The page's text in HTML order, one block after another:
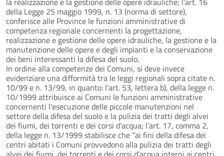
della Legge 25 maggio 1999, n. 13 (norma di settore),
conferisce alle Province le funzioni amministrative di
competenza regionale concernenti la progettazione,
realizzazione e gestione delle opere idrauliche, la gestione e la
manutenzione delle opere e degli impianti e la conservazione
dei beni interessanti la difesa del suolo.
In ordine alla competenze dei Comuni, si deve invece
evidenziare una difformità tra le leggi regionali sopra citate n.
10/99 e n. 13/99, in quanto: l’art. 53, lettera b), della legge n.
10/1999 attribuisce ai Comuni le funzioni amministrative
concernenti l'esecuzione delle piccole manutenzioni nel
settore della difesa del suolo e la pulizia dei tratti degli alvei
dei fiumi, dei torrenti e dei corsi d'acqua; l’art. 17, comma 2,
della legge n. 13/1999 stabilisce che “ai fini della difesa dei
centri abitati i Comuni provvedono alla pulizia dei tratti degli